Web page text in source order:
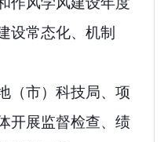
设常态化、机制
（市）科技局、项
开展监督检查、绩